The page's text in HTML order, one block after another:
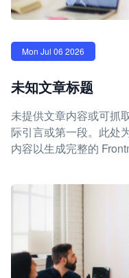
Mon Jul 06 2026
未知文章标题
未提供文章内容或可抓
际引言或第一段。此处
内容以生成完整的